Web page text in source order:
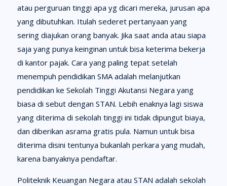
atau perguruan tinggi apa yg dicari mereka, jurusan apa
yang dibutuhkan. Itulah sederet pertanyaan yang
sering diajukan orang banyak. Jika saat anda atau siapa
saja yang punya keinginan untuk bisa keterima bekerja
di kantor pajak. Cara yang paling tepat setelah
menempuh pendidikan SMA adalah melanjutkan
pendidikan ke Sekolah Tinggi Akutansi Negara yang
biasa di sebut dengan STAN. Lebih enaknya lagi siswa
yang diterima di sekolah tinggi ini tidak dipungut biaya,
dan diberikan asrama gratis pula. Namun untuk bisa
diterima disini tentunya bukanlah perkara yang mudah,
karena banyaknya pendaftar.
Politeknik Keuangan Negara atau STAN adalah sekolah